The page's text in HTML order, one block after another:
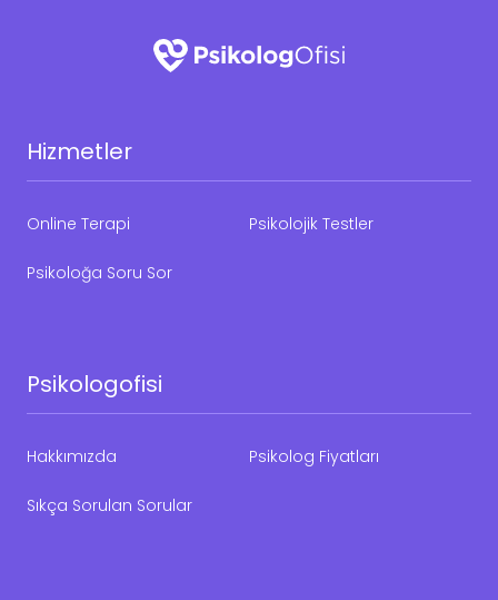
Hizmetler
Online Terapi Psikolojik Testler
Psikoloğa Soru Sor
Psikologofisi
Hakkımızda Psikolog Fiyatları
Sıkça Sorulan Sorular